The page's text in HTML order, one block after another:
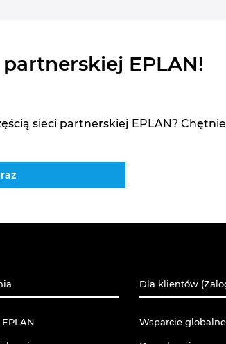
EPLAN!
sieci partnerskiej EPLAN?
Dla klientów
Wsparcie